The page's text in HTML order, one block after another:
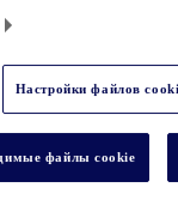
своим
Настройки файлов
файлы cookie